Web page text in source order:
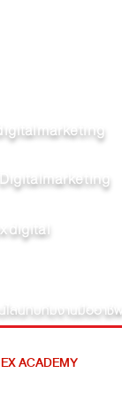
ไลน์กับทีมงานมืออาชี
ACADEMY